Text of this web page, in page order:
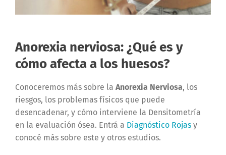
Anorexia nerviosa: ¿Qué es y
cómo afecta a los huesos?
Conoceremos más sobre la Anorexia Nerviosa, los
riesgos, los problemas físicos que puede
desencadenar, y cómo interviene la Densitometría
en la evaluación ósea. Entrá a Diagnóstico Rojasy
conocé más sobre este y otros estudios.